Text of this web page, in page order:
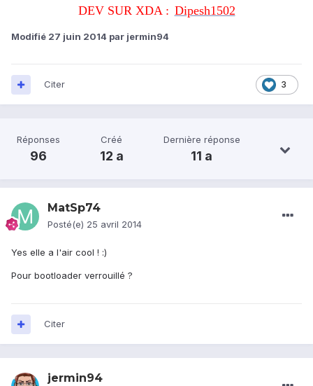
DEV SUR XDA : Dipesh1502
Modifié 27 juin 2014 par jermin94
3
Citer
Réponses
96
Créé
12 a
Dernière réponse
11 a
MatSp74
Posté(e) 25 avril 2014
Yes elle a l'air cool ! :)
Pour bootloader verrouillé ?
Citer
jermin94